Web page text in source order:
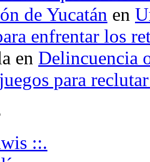
de Yucatán en
enfrentar los
en Delincuencia
para
::.